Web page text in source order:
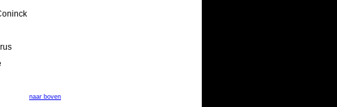
naar boven